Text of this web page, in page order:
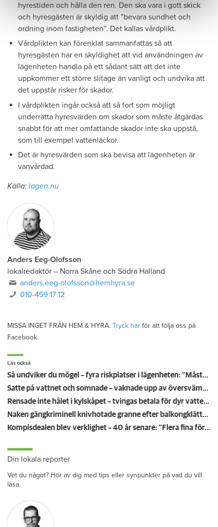
hyrestiden och hålla den ren. Den ska vara i gott skick
och hyresgästen är skyldig att ”bevara sundhet och
ordning inom fastigheten”. Det kallas vårdplikt.
Vårdplikten kan förenklat sammanfattas så att
hyresgästen har en skyldighet att vid användningen av
lägenheten handla på ett sådant sätt att det inte
uppkommer ett större slitage än vanligt och undvika att
det uppstår risker för skador.
I vårdplikten ingår också att så fort som möjligt
underrätta hyresvärden om skador som måste åtgärdas
snabbt för att mer omfattande skador inte ska uppstå,
som till exempel vattenläckor.
Det är hyresvärden som ska bevisa att lägenheten är
vanvårdad.
Källa: lagen.nu
Anders Eeg-Olofsson
lokalredaktör – Norra Skåne och Södra Halland
anders.eeg-olofsson@hemhyra.se
010-459 17 12
MISSA INGET FRÅN HEM & HYRA. Tryck här för att följa oss på
Facebook.
Läs också
Så undviker du mögel – fyra riskplatser i lägenheten: ”Måste städa bort”
Satte på vattnet och somnade – vaknade upp av översvämning hos grannen
Rensade inte hålet i kylskåpet – tvingas betala för dyr vattenskada
Naken gängkriminell knivhotade granne efter balkongklättring
Kompisdealen blev verklighet – 40 år senare: "Flera fina fördelar med att dela bostad"
Din lokala reporter
Vet du något? Hör av dig med tips eller synpunkter på vad du vill
läsa.